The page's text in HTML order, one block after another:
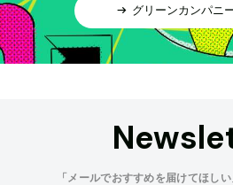
グリーンカンパニ
「メールでおすすめを届けてほし